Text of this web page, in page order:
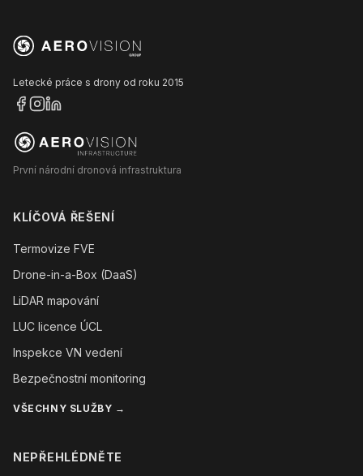
Letecké práce s drony od roku 2015
První národní dronová infrastruktura
KLÍČOVÁ ŘEŠENÍ
Termovize FVE
Drone-in-a-Box (DaaS)
LiDAR mapování
LUC licence ÚCL
Inspekce VN vedení
Bezpečnostní monitoring
VŠECHNY SLUŽBY →
NEPŘEHLÉDNĚTE